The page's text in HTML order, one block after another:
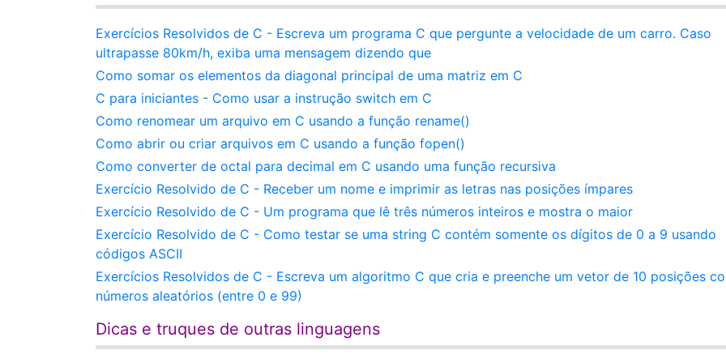
Exercícios Resolvidos de C - Escreva um programa C que pergunte a velocidade de um carro. Caso
ultrapasse 80km/h, exiba uma mensagem dizendo que
Como somar os elementos da diagonal principal de uma matriz em C
C para iniciantes - Como usar a instrução switch em C
Como renomear um arquivo em C usando a função rename()
Como abrir ou criar arquivos em C usando a função fopen()
Como converter de octal para decimal em C usando uma função recursiva
Exercício Resolvido de C - Receber um nome e imprimir as letras nas posições ímpares
Exercício Resolvido de C - Um programa que lê três números inteiros e mostra o maior
Exercício Resolvido de C - Como testar se uma string C contém somente os dígitos de 0 a 9 usando
códigos ASCII
Exercícios Resolvidos de C - Escreva um algoritmo C que cria e preenche um vetor de 10 posições
números aleatórios (entre 0 e 99)
Dicas e truques de outras linguagens